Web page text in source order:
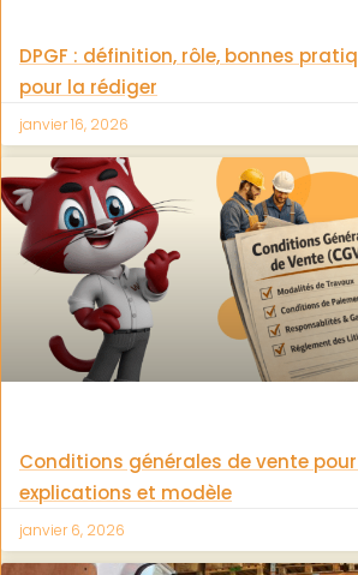
DPGF : définition, rôle, bonnes
pour la rédiger
janvier 16, 2026
Conditions générales de vente
explications et modèle
janvier 6, 2026